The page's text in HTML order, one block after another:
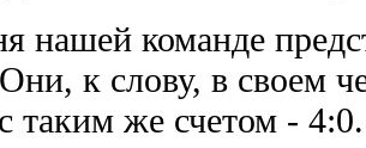
нашей команде
к слову, в своем
таким же счетом - 4:0.